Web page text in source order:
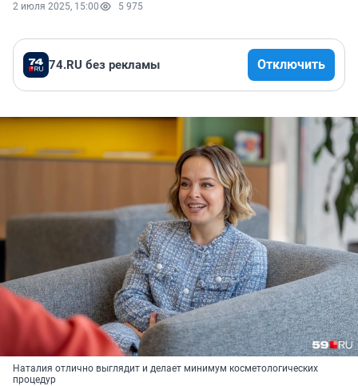
2 июля 2025, 15:00 5 975
74.RU без рекламы Отключить
Наталия отлично выглядит и делает минимум косметологических
процедур